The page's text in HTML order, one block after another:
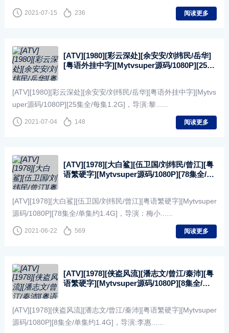
2021-07-15 236 阅读更多
[ATV][1980][彩云深处][余安安/刘纬民/岳华]
[粤语外挂中字][Mytvsuper源码/1080P][25集
[ATV][1980][彩云深处][余安安/刘纬民/岳华][粤语外挂中字][Mytvs
uper源码/1080P][25集全/每集1.2G]，导演:黎......
2021-07-04 148 阅读更多
[ATV][1978][大白鲨][伍卫国/刘纬民/曾江][粤
语繁硬字][Mytvsuper源码/1080P][78集全/单
[ATV][1978][大白鲨][伍卫国/刘纬民/曾江][粤语繁硬字][Mytvsuper
源码/1080P][78集全/单集约1.4G]，导演：梅小......
2021-06-22 569 阅读更多
[ATV][1978][侠盗风流][潘志文/曾江/秦沛][粤
语繁硬字][Mytvsuper源码/1080P][8集全/单
[ATV][1978][侠盗风流][潘志文/曾江/秦沛][粤语繁硬字][Mytvsuper
源码/1080P][8集全/单集约1.4G]，导演:李惠......